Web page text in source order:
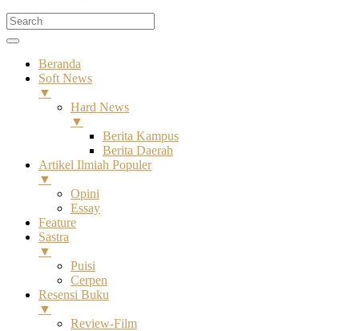
Beranda
Soft News
▼
Hard News
▼
Berita Kampus
Berita Daerah
Artikel Ilmiah Populer
▼
Opini
Essay
Feature
Sastra
▼
Puisi
Cerpen
Resensi Buku
▼
Review-Film